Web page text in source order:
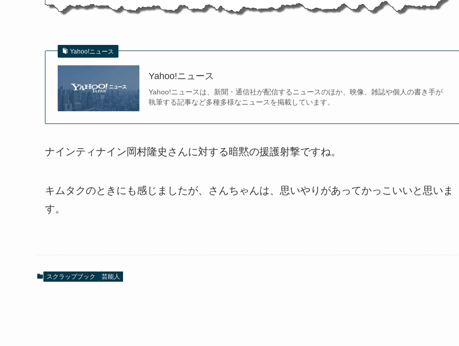
Yahoo!ニュース
Yahoo!ニュース
Yahoo!ニュースは、新聞・通信社が配信するニュースのほか、映像、雑誌や個人の書き手が
執筆する記事など多種多様なニュースを掲載しています。
ナインティナイン岡村隆史さんに対する暗黙の援護射撃ですね。
キムタクのときにも感じましたが、さんちゃんは、思いやりがあってかっこいいと思いま
す。
スクラップブック 芸能人